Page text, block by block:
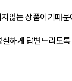
않는 상품이기때
하게 답변드리도